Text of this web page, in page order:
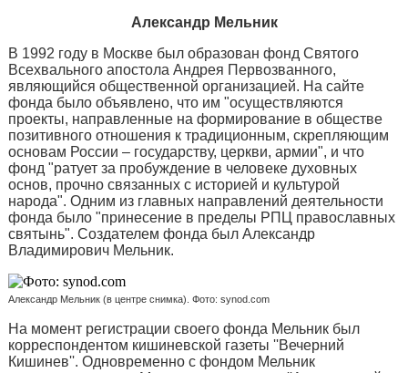
Александр Мельник
В 1992 году в Москве был образован фонд Святого
Всехвального апостола Андрея Первозванного,
являющийся общественной организацией. На сайте
фонда было объявлено, что им "осуществляются
проекты, направленные на формирование в обществе
позитивного отношения к традиционным, скрепляющим
основам России – государству, церкви, армии", и что
фонд "ратует за пробуждение в человеке духовных
основ, прочно связанных с историей и культурой
народа". Одним из главных направлений деятельности
фонда было "принесение в пределы РПЦ православных
святынь". Создателем фонда был Александр
Владимирович Мельник.
Александр Мельник (в центре снимка). Фото: synod.com
На момент регистрации своего фонда Мельник был
корреспондентом кишиневской газеты ''Вечерний
Кишинев''. Одновременно с фондом Мельник